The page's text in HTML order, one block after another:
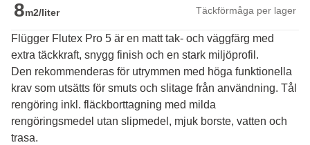
8m2/liter Täckförmåga per lager
Flügger Flutex Pro 5 är en matt tak- och väggfärg med
extra täckkraft, snygg finish och en stark miljöprofil.
Den rekommenderas för utrymmen med höga funktionella
krav som utsätts för smuts och slitage från användning. Tål
rengöring inkl. fläckborttagning med milda
rengöringsmedel utan slipmedel, mjuk borste, vatten och
trasa.